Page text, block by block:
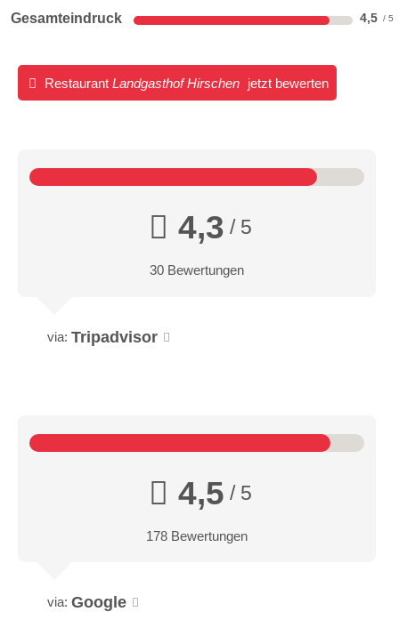
Gesamteindruck 4,5
Restaurant Landgasthof Hirschen jetzt bewerten
4,3 / 5
30 Bewertungen
via: Tripadvisor
4,5 / 5
178 Bewertungen
via: Google